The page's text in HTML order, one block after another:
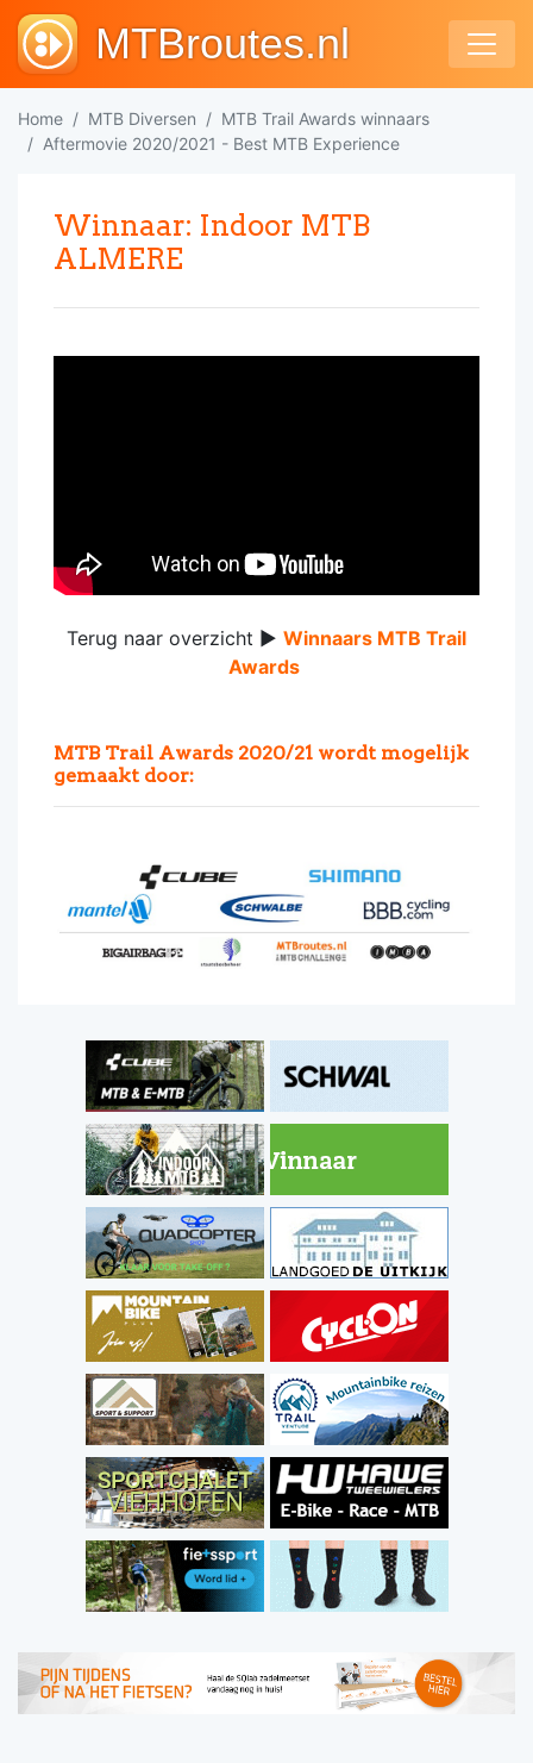
MTBroutes.nl
Home MTB Diversen
MTB Trail Awards winnaars
Aftermovie 2020/2021 - Best MTB Experience
Winnaar: Indoor MTB
ALMERE
Terug naar overzicht ► Winnaars MTB Trail
Awards
MTB Trail Awards 2020/21 wordt mogelijk
gemaakt door: